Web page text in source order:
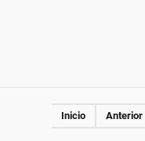
Inicio Anterior